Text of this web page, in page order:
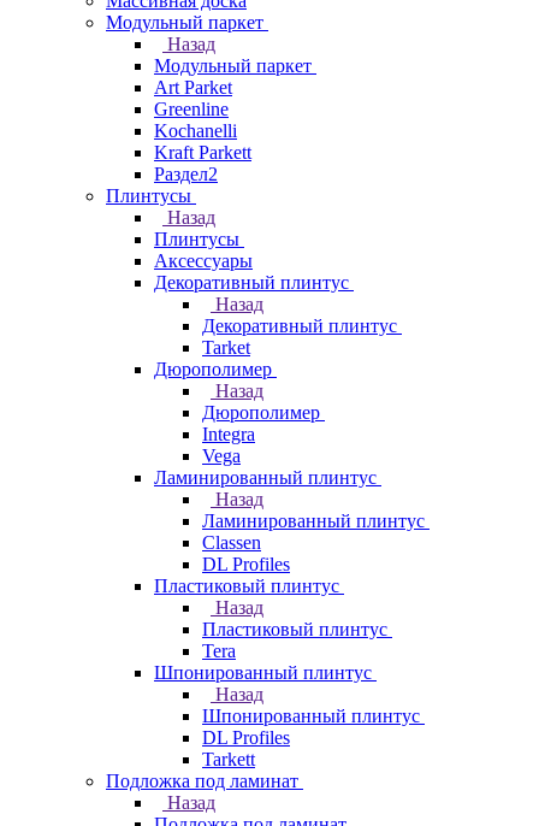
Модульный паркет
Назад
Модульный паркет
Art Parket
Greenline
Kochanelli
Kraft Parkett
Раздел2
Плинтусы
Назад
Плинтусы
Аксессуары
Декоративный плинтус
Назад
Декоративный плинтус
Tarket
Дюрополимер
Назад
Дюрополимер
Integra
Vega
Ламинированный плинтус
Назад
Ламинированный плинтус
Classen
DL Profiles
Пластиковый плинтус
Назад
Пластиковый плинтус
Tera
Шпонированный плинтус
Назад
Шпонированный плинтус
DL Profiles
Tarkett
Подложка под ламинат
Назад